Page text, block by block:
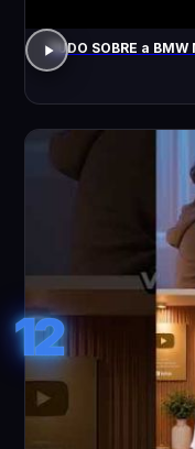
TUDO SOBRE a
12